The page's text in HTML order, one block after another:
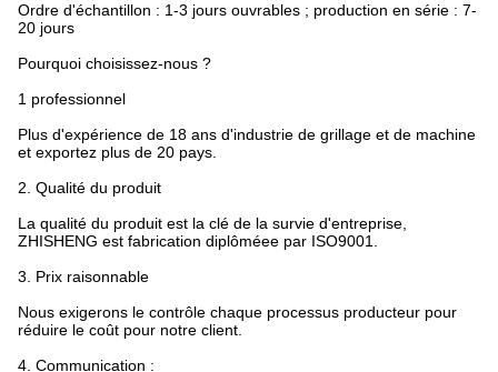
Ordre d'échantillon : 1-3 jours ouvrables ; production en série : 7-
20 jours
Pourquoi choisissez-nous ?
1 professionnel
Plus d'expérience de 18 ans d'industrie de grillage et de machine
et exportez plus de 20 pays.
2. Qualité du produit
La qualité du produit est la clé de la survie d'entreprise,
ZHISHENG est fabrication diplôméee par ISO9001.
3. Prix raisonnable
Nous exigerons le contrôle chaque processus producteur pour
réduire le coût pour notre client.
4. Communication :